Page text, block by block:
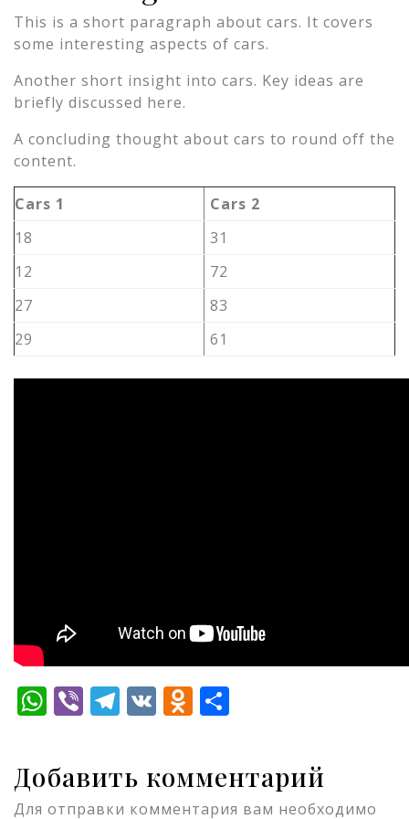
This is a short paragraph about cars. It covers
some interesting aspects of cars.
Another short insight into cars. Key ideas are
briefly discussed here.
A concluding thought about cars to round off the
content.
Cars 1
Cars 2
18
31
12
72
27
83
29
61
WhatsApp
ViberTelegram
VKOdnoklassniki
Добавить комментарий
Для отправки комментария вам необходимо